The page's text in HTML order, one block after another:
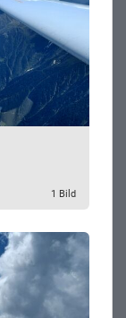
1 Bild